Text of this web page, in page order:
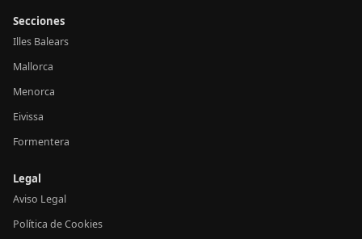
Secciones
Illes Balears
Mallorca
Menorca
Eivissa
Formentera
Legal
Aviso Legal
Política de Cookies